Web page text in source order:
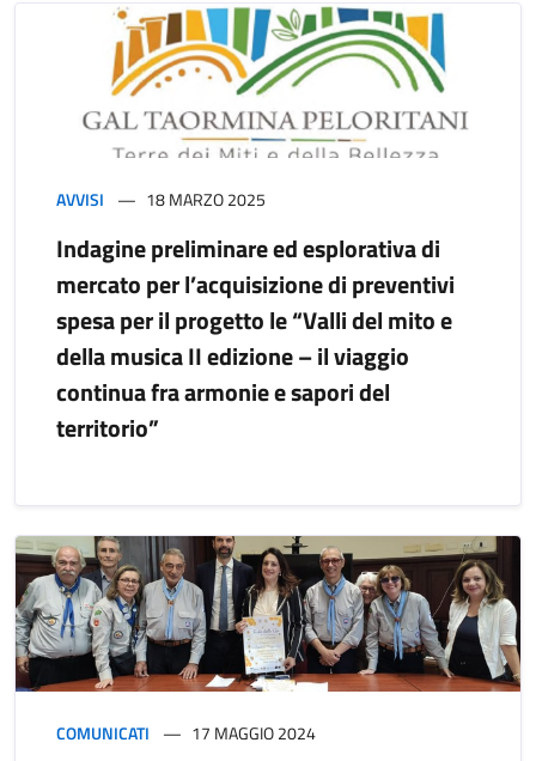
AVVISI 18 MARZO 2025
Indagine preliminare ed esplorativa di
mercato per l’acquisizione di preventivi
spesa per il progetto le “Valli del mito e
della musica II edizione – il viaggio
continua fra armonie e sapori del
territorio”
COMUNICATI 17 MAGGIO 2024